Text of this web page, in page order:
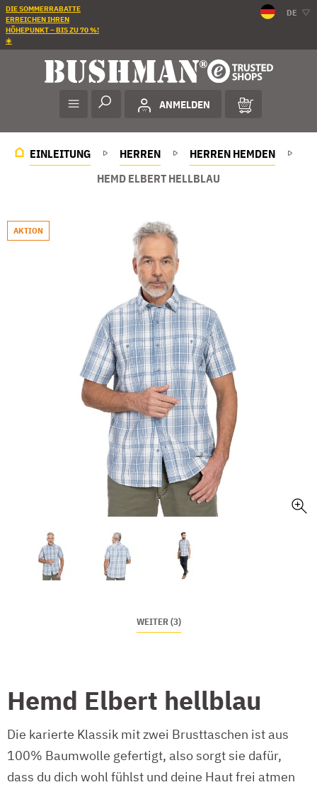
DIE SOMMERRABATTE
ERREICHEN IHREN
HÖHEPUNKT – BIS ZU 70 %!
☀️
DE
ANMELDEN
EINLEITUNG HERREN
HERREN HEMDEN
HEMD ELBERT HELLBLAU
AKTION
WEITER (3)
Hemd Elbert hellblau
Die karierte Klassik mit zwei Brusttaschen ist aus
100% Baumwolle gefertigt, also sorgt sie dafür,
dass du dich wohl fühlst und deine Haut frei atmen